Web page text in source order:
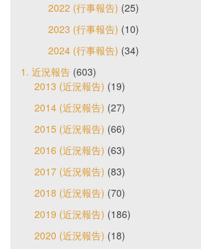
2022 (行事報告) (25)
2023 (行事報告) (10)
2024 (行事報告) (34)
1. 近況報告 (603)
2013 (近況報告) (19)
2014 (近況報告) (27)
2015 (近況報告) (66)
2016 (近況報告) (63)
2017 (近況報告) (83)
2018 (近況報告) (70)
2019 (近況報告) (186)
2020 (近況報告) (18)